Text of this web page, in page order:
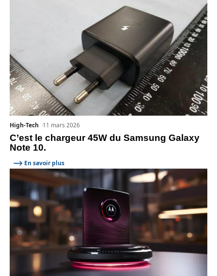
C’est le chargeur 45W du Samsung Galaxy
Note 10.
High-Tech 11 mars 2026
En savoir plus